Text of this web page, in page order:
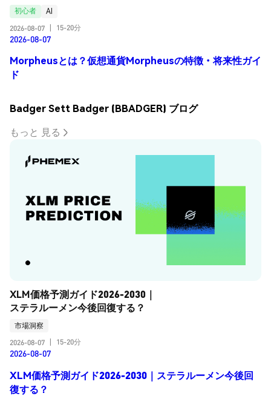
初心者
AI
2026-08-07
15-20分
2026-08-07
Morpheusとは？仮想通貨Morpheusの特徴・将来性ガイ
ド
Badger Sett Badger (BBADGER) ブログ
もっと 見る
XLM価格予測ガイド2026-2030｜
ステラルーメン今後回復する？
市場洞察
2026-08-07
15-20分
2026-08-07
XLM価格予測ガイド2026-2030｜ステラルーメン今後回
復する？